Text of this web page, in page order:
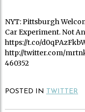
NYT: Pittsburgh
Car Experiment. Not
https://t.co/
http://twitter.com/
460352
POSTED IN TWITTER